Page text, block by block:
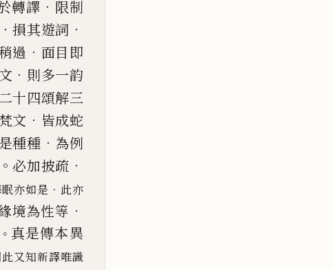
轉譯 ． 限制
．損其遊詞 ．
過 ． 面目即
． 則多一韵
十四頌解三
文 ． 皆成蛇
種種 ． 為例
。 必加披疏 ．
亦如是 ． 此亦
境為性等 ．
。 真是傳本異
此又知新譯唯識